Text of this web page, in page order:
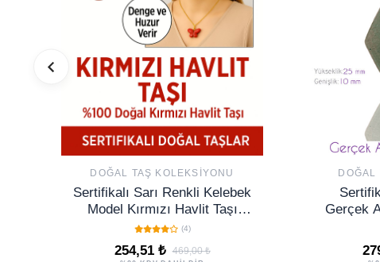
DOĞAL TAŞ KOLEKSIYONU
Sertifikalı Sarı Renkli Kelebek
Model Kırmızı Havlit Taşı
Kolye – Enerji, Denge ve
Dönüşüm Taşı
(4)
254,51 ₺ 469,00 ₺
DOĞAL
Gerçek